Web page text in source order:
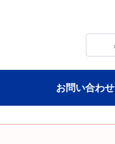
お問い合わせ